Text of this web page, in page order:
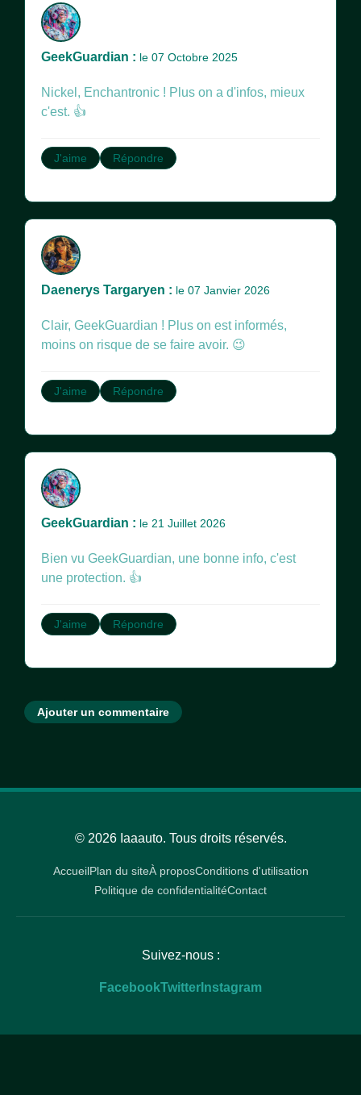
GeekGuardian : le 07 Octobre 2025
Nickel, Enchantronic ! Plus on a d'infos, mieux
c'est. 👍
J'aime Répondre
Daenerys Targaryen : le 07 Janvier 2026
Clair, GeekGuardian ! Plus on est informés,
moins on risque de se faire avoir. 😉
J'aime Répondre
GeekGuardian : le 21 Juillet 2026
Bien vu GeekGuardian, une bonne info, c'est
une protection. 👍
J'aime Répondre
Ajouter un commentaire
© 2026 Iaaauto. Tous droits réservés.
AccueilPlan du siteÀ proposConditions d'utilisation
Politique de confidentialitéContact
Suivez-nous :
FacebookTwitter Instagram